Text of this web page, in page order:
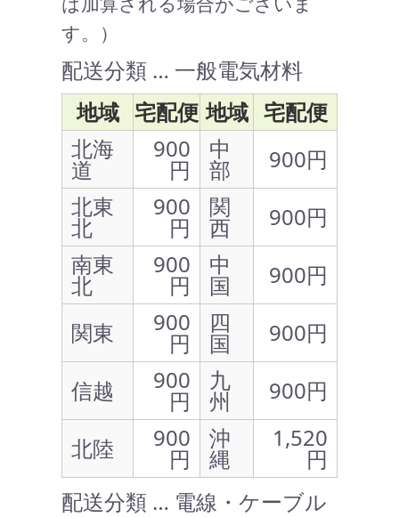
す。）
配送分類 … 一般電気材料
地域 宅配便 地域 宅配便
北海
道
900
円
中
部
900円
北東
北
900
円
関
西
900円
南東
北
900
円
中
国
900円
関東
900
円
四
国
900円
信越
900
円
九
州
900円
北陸
900
円
沖
縄
1,520
円
配送分類 … 電線・ケーブル